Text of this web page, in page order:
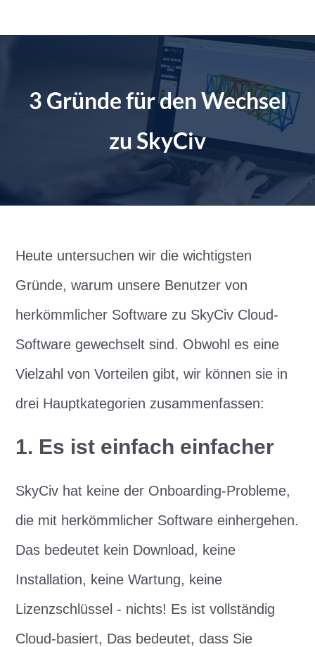
3 Gründe für den Wechsel
zu SkyCiv
Heute untersuchen wir die wichtigsten
Gründe, warum unsere Benutzer von
herkömmlicher Software zu SkyCiv Cloud-
Software gewechselt sind. Obwohl es eine
Vielzahl von Vorteilen gibt, wir können sie in
drei Hauptkategorien zusammenfassen:
1. Es ist einfach einfacher
SkyCiv hat keine der Onboarding-Probleme,
die mit herkömmlicher Software einhergehen.
Das bedeutet kein Download, keine
Installation, keine Wartung, keine
Lizenzschlüssel - nichts! Es ist vollständig
Cloud-basiert, Das bedeutet, dass Sie